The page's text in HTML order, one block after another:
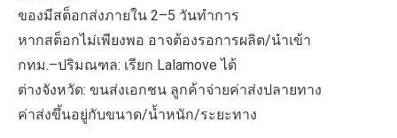
ของมีสต็อกส่งภายใน 2–5 วันทำการ
หากสต็อกไม่เพียงพอ อาจต้องรอการผลิต/นำเข้า
กทม.–ปริมณฑล: เรียก Lalamove ได้
ต่างจังหวัด: ขนส่งเอกชน ลูกค้าจ่ายค่าส่งปลายทาง
ค่าส่งขึ้นอยู่กับขนาด/น้ำหนัก/ระยะทาง